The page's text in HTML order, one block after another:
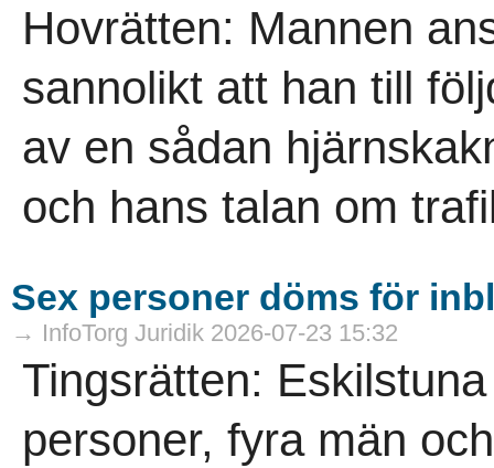
Hovrätten: Mannen
sannolikt att han till
av en sådan
och hans talan om
Sex personer döms för
→ InfoTorg Juridik 2026-07-23 15:32
Tingsrätten:
personer, fyra män